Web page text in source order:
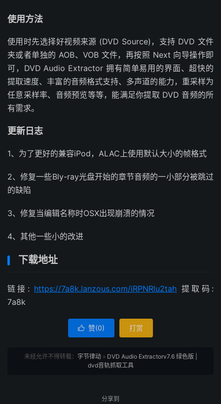
使用方法
使用时先选择好视频来源 (DVD Source)，支持 DVD 文件
夹或者单独的 AOB、VOB 文件，再按照 Next 向导操作即
可，DVD Audio Extractor 拥有简单易用的界面、超快的
提取速度、丰富的音频格式支持、多声道的能力，重采样为
任意采样率、音频预览等等，能满足你提取 DVD 音频的所
有需求。
更新日志
1、为了更好的兼容iPod，ALAC上使用默认大小的帧格式
2、修复一些Bly-ray光盘开始的章节音频的一小部分被跳过
的缺陷
3、修复当编辑名称时OSX出现崩溃的情况
4、其他一些小的改进
下载地址
链接: https://7a8k.lanzous.com/iRPNRlu2tah 提取码:
7a8k
 赞(0) 打赏
未经允许不得转载： 字节律动» DVD Audio Extractorv7.6 绿色版 |
dvd音轨抓取工具
分享到